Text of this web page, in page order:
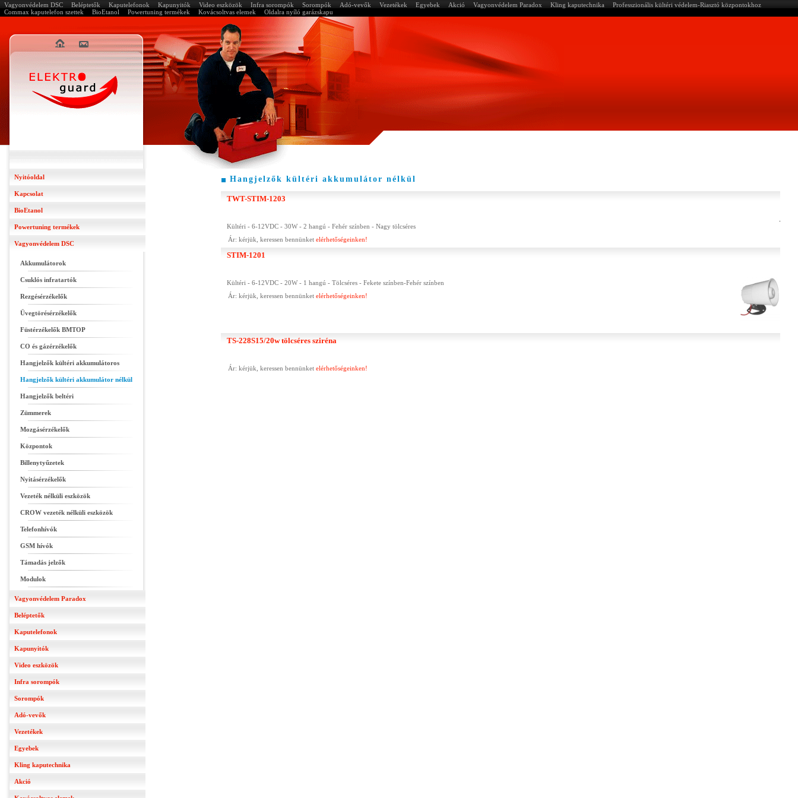
Vagyonvédelem DSC Beléptetők Kaputelefonok Kapunyitók Video eszközök Infra sorompók Sorompók Adó-vevők Vezetékek Egyebek Akció Vagyonvédelem Paradox Kling kaputechnika
Professzionális kültéri védelem-Riasztó központokhoz
Commax kaputelefon szettek
BioEtanol Powertuning termékek Kovácsoltvas elemek Oldalra nyíló garázskapu
Nyitóoldal
Kapcsolat
BioEtanol
Powertuning termékek
Vagyonvédelem DSC
Akkumulátorok
Csuklós infratartók
Rezgésérzékelők
Üvegtörésérzékelők
Füstérzékelők BMTOP
CO és gázérzékelők
Hangjelzők kültéri akkumulátoros
Hangjelzők kültéri akkumulátor nélkül
Hangjelzők beltéri
Zümmerek
Mozgásérzékelők
Központok
Billenytyűzetek
Nyitásérzékelők
Vezeték nélküli eszközök
CROW vezeték nélküli eszközök
Telefonhívók
GSM hívók
Támadás jelzők
Modulok
Vagyonvédelem Paradox
Beléptetők
Kaputelefonok
Kapunyitók
Video eszközök
Infra sorompók
Sorompók
Adó-vevők
Vezetékek
Egyebek
Kling kaputechnika
Akció
Hangjelzők kültéri akkumulátor nélkül
TWT-STIM-1203
Kültéri - 6-12VDC - 30W - 2 hangú - Fehér színben - Nagy tölcséres
Ár: kérjük, keressen bennünket elérhetőségeinken!
STIM-1201
Kültéri - 6-12VDC - 20W - 1 hangú - Tölcséres - Fekete színben-Fehér színben
Ár: kérjük, keressen bennünket elérhetőségeinken!
TS-228S15/20w tölcséres sziréna
Ár: kérjük, keressen bennünket elérhetőségeinken!